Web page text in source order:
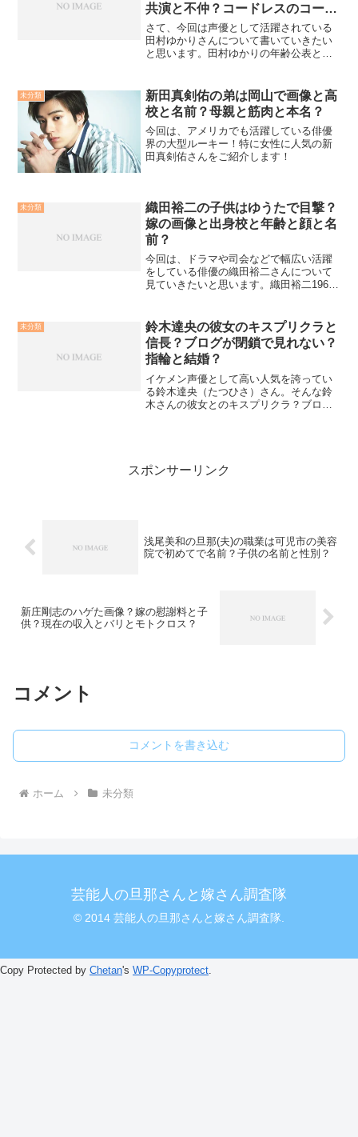
共演と不仲？コードレスのコー
ル？
さて、今回は声優として活躍されている
田村ゆかりさんについて書いていきたい
と思います。田村ゆかりの年齢公表と結
ファンが多いことで知られていますね〜
ファンはゆかり王国の王...
未分類
新田真剣佑の弟は岡山で画像と高
校と名前？母親と筋肉と本名？
今回は、アメリカでも活躍している俳優
界の大型ルーキー！特に女性に人気の新
田真剣佑さんをご紹介します！
未分類
織田裕二の子供はゆうたで目撃？
嫁の画像と出身校と年齢と顔と名
前？
今回は、ドラマや司会などで幅広い活躍
をしている俳優の織田裕二さんについて
見ていきたいと思います。織田裕二1967
ンの中から選ばれドラマデビューを果た
した俳優さ...
未分類
鈴木達央の彼女のキスプリクラと
信長？ブログが閉鎖で見れない？
指輪と結婚？
イケメン声優として高い人気を誇ってい
る鈴木達央（たつひさ）さん。そんな鈴
木さんの彼女とのキスプリクラ？ブログ
スポンサーリンク
浅尾美和の旦那(夫)の職業は可児市の美容
院で初めてで名前？子供の名前と性別？
新庄剛志のハゲた画像？嫁の慰謝料と子
供？現在の収入とバリとモトクロス？
コメント
コメントを書き込む
ホーム 未分類
芸能人の旦那さんと嫁さん調査隊
© 2014 芸能人の旦那さんと嫁さん調査隊.
Copy Protected by Chetan's WP-Copyprotect.